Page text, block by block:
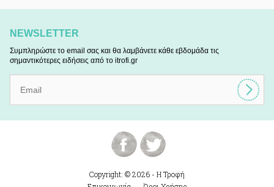
NEWSLETTER
Συμπληρώστε το email σας και θα λαμβάνετε κάθε εβδομάδα τις
σημαντικότερες ειδήσεις από το itrofi.gr
Copyright: © 2026 - Η Τροφή